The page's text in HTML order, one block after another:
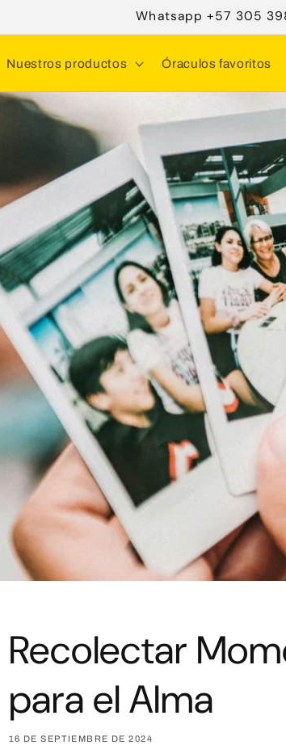
Whatsapp +57 305
Nuestros productos Óraculos favoritos
Recolectar
para el Alma
16 DE SEPTIEMBRE DE 2024